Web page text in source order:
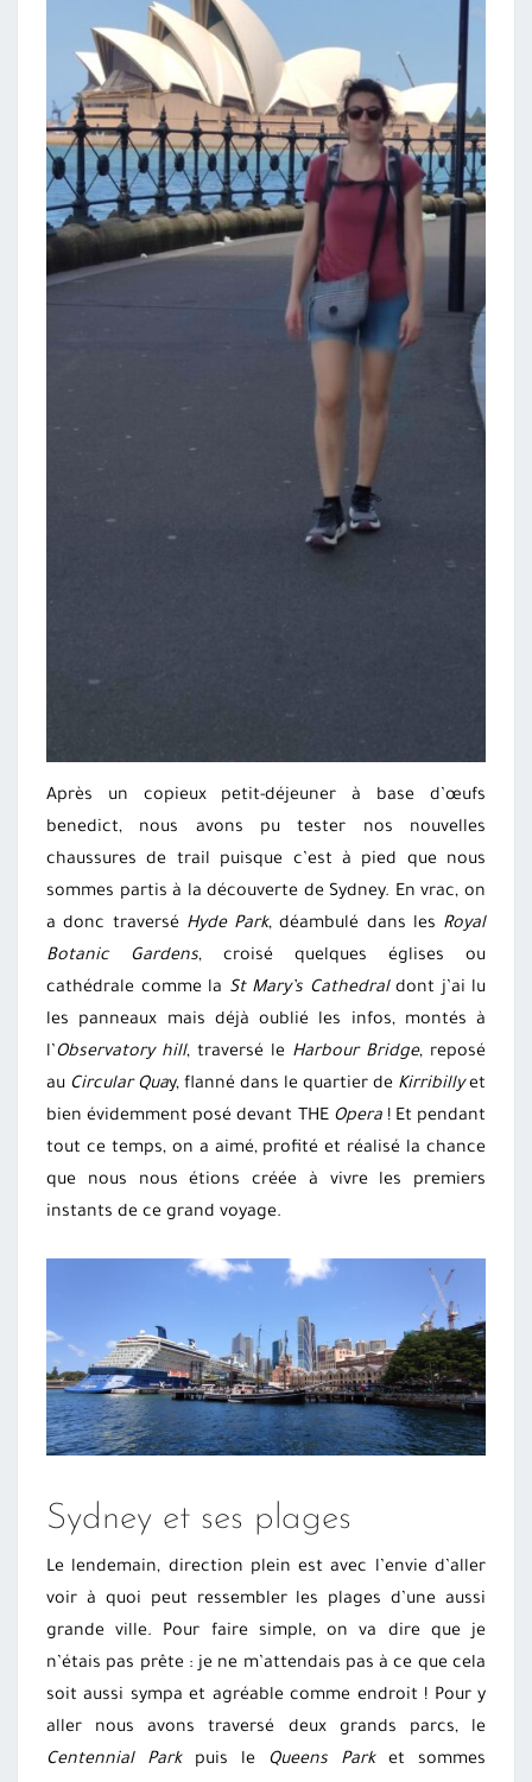
Après un copieux petit-déjeuner à base d’œufs
benedict, nous avons pu tester nos nouvelles
chaussures de trail puisque c’est à pied que nous
sommes partis à la découverte de Sydney. En vrac, on
a donc traversé Hyde Park, déambulé dans les Royal
Botanic Gardens, croisé quelques églises ou
cathédrale comme la St Mary’s Cathedraldont j’ai lu
les panneaux mais déjà oublié les infos, montés à
l’Observatory hill, traversé le Harbour Bridge, reposé
au Circular Quay, flanné dans le quartier de Kirribillyet
bien évidemment posé devant THEOpera! Et pendant
tout ce temps, on a aimé, profité et réalisé la chance
que nous nous étions créée à vivre les premiers
instants de ce grand voyage.
Sydney et ses plages
Le lendemain, direction plein est avec l’envie d’aller
voir à quoi peut ressembler les plages d’une aussi
grande ville. Pour faire simple, on va dire que je
n’étais pas prête : je ne m’attendais pas à ce que cela
soit aussi sympa et agréable comme endroit ! Pour y
aller nous avons traversé deux grands parcs, le
Centennial Parkpuis le Queens Parket sommes